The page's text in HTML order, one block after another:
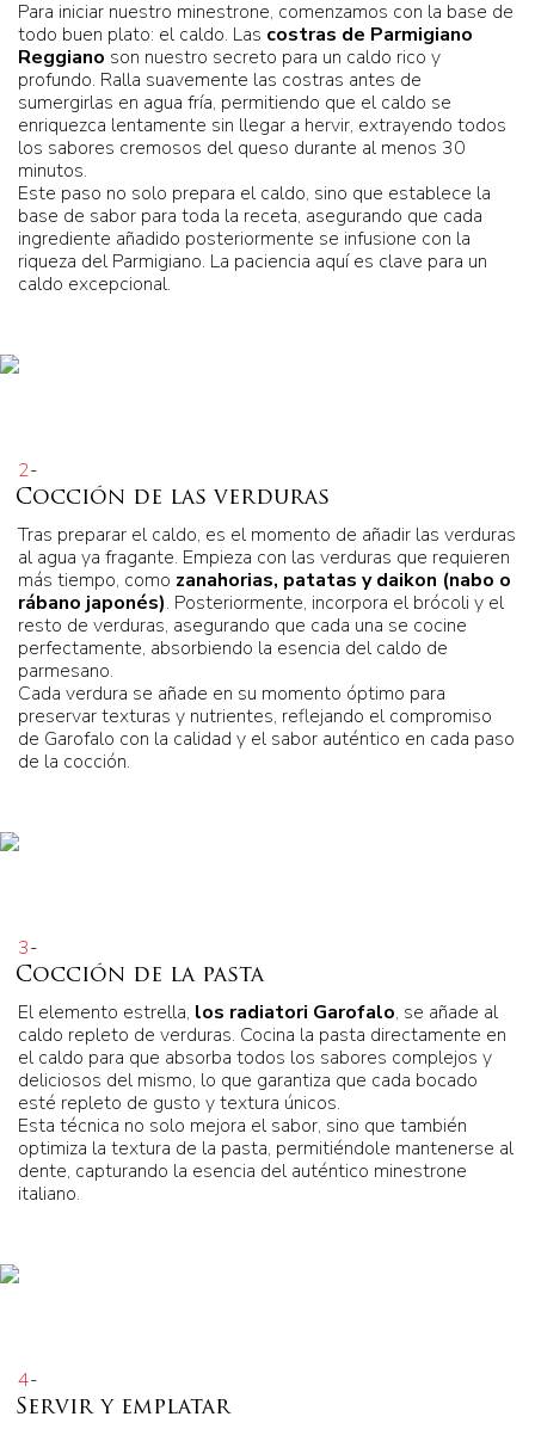
Para iniciar nuestro minestrone, comenzamos con la base de
todo buen plato: el caldo. Las costras de Parmigiano
Reggiano son nuestro secreto para un caldo rico y
profundo. Ralla suavemente las costras antes de
sumergirlas en agua fría, permitiendo que el caldo se
enriquezca lentamente sin llegar a hervir, extrayendo todos
los sabores cremosos del queso durante al menos 30
minutos.
Este paso no solo prepara el caldo, sino que establece la
base de sabor para toda la receta, asegurando que cada
ingrediente añadido posteriormente se infusione con la
riqueza del Parmigiano. La paciencia aquí es clave para un
caldo excepcional.
2-
Cocción de las verduras
Tras preparar el caldo, es el momento de añadir las verduras
al agua ya fragante. Empieza con las verduras que requieren
más tiempo, como zanahorias, patatas y daikon (nabo o
rábano japonés). Posteriormente, incorpora el brócoli y el
resto de verduras, asegurando que cada una se cocine
perfectamente, absorbiendo la esencia del caldo de
parmesano.
Cada verdura se añade en su momento óptimo para
preservar texturas y nutrientes, reflejando el compromiso
de Garofalo con la calidad y el sabor auténtico en cada paso
de la cocción.
3-
Cocción de la pasta
El elemento estrella, los radiatori Garofalo, se añade al
caldo repleto de verduras. Cocina la pasta directamente en
el caldo para que absorba todos los sabores complejos y
deliciosos del mismo, lo que garantiza que cada bocado
esté repleto de gusto y textura únicos.
Esta técnica no solo mejora el sabor, sino que también
optimiza la textura de la pasta, permitiéndole mantenerse al
dente, capturando la esencia del auténtico minestrone
italiano.
4-
Servir y emplatar